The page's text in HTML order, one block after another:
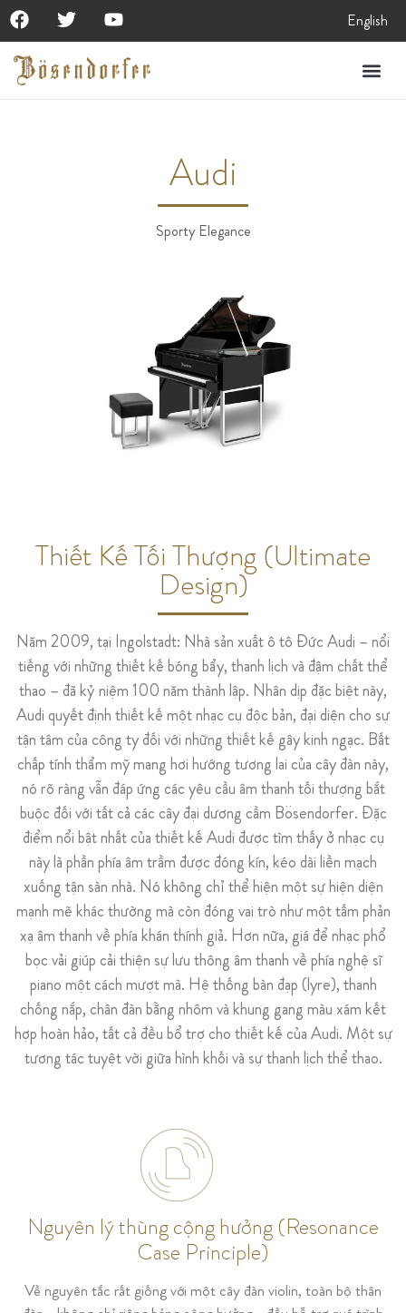
English
Audi
Sporty Elegance
Thiết Kế Tối Thượng (Ultimate
Design)
Năm 2009, tại Ingolstadt: Nhà sản xuất ô tô Đức Audi – nổi
tiếng với những thiết kế bóng bẩy, thanh lịch và đậm chất thể
thao – đã kỷ niệm 100 năm thành lập. Nhân dịp đặc biệt này,
Audi quyết định thiết kế một nhạc cụ độc bản, đại diện cho sự
tận tâm của công ty đối với những thiết kế gây kinh ngạc. Bất
chấp tính thẩm mỹ mang hơi hướng tương lai của cây đàn này,
nó rõ ràng vẫn đáp ứng các yêu cầu âm thanh tối thượng bắt
buộc đối với tất cả các cây đại dương cầm Bösendorfer. Đặc
điểm nổi bật nhất của thiết kế Audi được tìm thấy ở nhạc cụ
này là phần phía âm trầm được đóng kín, kéo dài liền mạch
xuống tận sàn nhà. Nó không chỉ thể hiện một sự hiện diện
mạnh mẽ khác thường mà còn đóng vai trò như một tấm phản
xạ âm thanh về phía khán thính giả. Hơn nữa, giá để nhạc phổ
bọc vải giúp cải thiện sự lưu thông âm thanh về phía nghệ sĩ
piano một cách mượt mà. Hệ thống bàn đạp (lyre), thanh
chống nắp, chân đàn bằng nhôm và khung gang màu xám kết
hợp hoàn hảo, tất cả đều bổ trợ cho thiết kế của Audi. Một sự
tương tác tuyệt vời giữa hình khối và sự thanh lịch thể thao.
Nguyên lý thùng cộng hưởng (Resonance
Case Principle)
Về nguyên tắc rất giống với một cây đàn violin, toàn bộ thân